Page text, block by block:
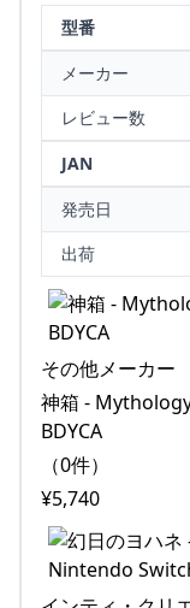
型番
メーカー
レビュー数
JAN
発売日
出荷
その他メーカー
神箱 -
BDYCA
（0件）
¥5,740